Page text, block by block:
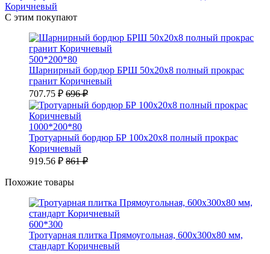
С этим покупают
500*200*80
Шарнирный бордюр БРШ 50х20х8 полный прокрас
гранит Коричневый
707.75 ₽ 696 ₽
1000*200*80
Тротуарный бордюр БР 100х20х8 полный прокрас
Коричневый
919.56 ₽ 861 ₽
Похожие товары
600*300
Тротуарная плитка Прямоугольная, 600х300х80 мм,
стандарт Коричневый